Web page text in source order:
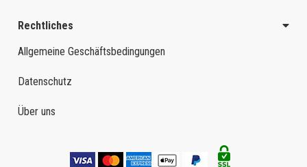
Rechtliches
Allgemeine Geschäftsbedingungen
Datenschutz
Über uns